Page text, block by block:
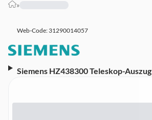
»
Web-Code: 31290014057
Siemens HZ438300 Teleskop-Auszug